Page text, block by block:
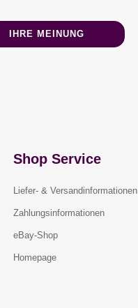
IHRE MEINUNG
Shop Service
Liefer- & Versandinformationen
Zahlungsinformationen
eBay-Shop
Homepage